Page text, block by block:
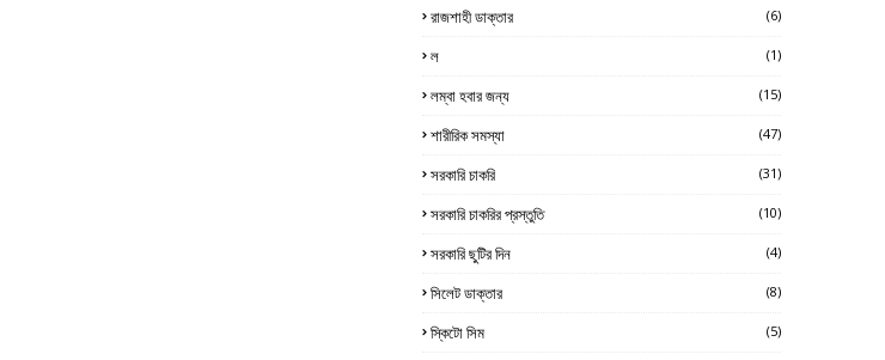
রাজশাহী ডাক্তার (6)
ল (1)
লম্বা হবার জন্য (15)
শারীরিক সমস্যা (47)
সরকারি চাকরি (31)
সরকারি চাকরির প্রস্তুতি (10)
সরকারি ছুটির দিন (4)
সিলেট ডাক্তার (8)
স্কিটো সিম (5)